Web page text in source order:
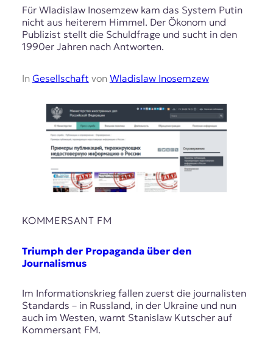
Für Wladislaw Inosemzew kam das System Putin
nicht aus heiterem Himmel. Der Ökonom und
Publizist stellt die Schuldfrage und sucht in den
1990er Jahren nach Antworten.
In Gesellschaft von Wladislaw Inosemzew
KOMMERSANT FM
Triumph der Propaganda über den
Journalismus
Im Informationskrieg fallen zuerst die journalisten
Standards – in Russland, in der Ukraine und nun
auch im Westen, warnt Stanislaw Kutscher auf
Kommersant FM.